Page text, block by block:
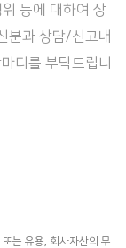
등에 대하여 상
분과 상담/신고내
디를 부탁드립니
는 유용, 회사자산의 무